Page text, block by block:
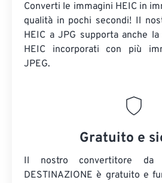
Converti le immagini HEIC in
qualità in pochi secondi! Il
HEIC a JPG supporta anche
HEIC incorporati con più
JPEG.
Gratuito e
Il nostro convertitore da
DESTINAZIONE è gratuito e